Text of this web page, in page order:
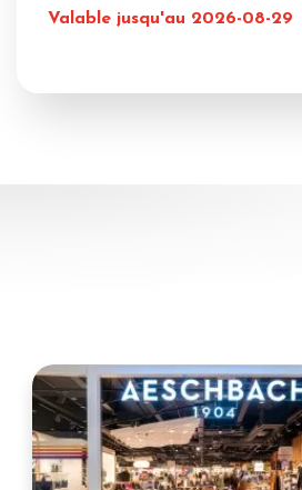
Valable jusqu'au 2026-08-29